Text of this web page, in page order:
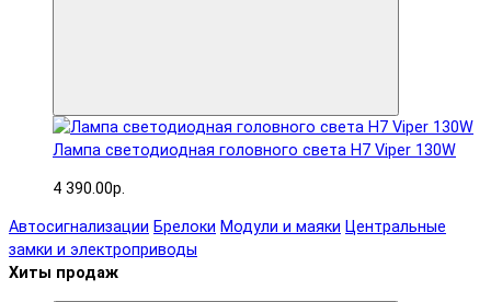
Лампа светодиодная головного света H7 Viper 130W
4 390.00р.
Автосигнализации Брелоки Модули и маяки Центральные
замки и электроприводы
Хиты продаж